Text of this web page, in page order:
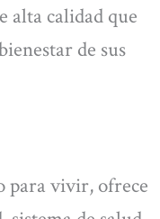
alta calidad que
de sus
para vivir, ofrece